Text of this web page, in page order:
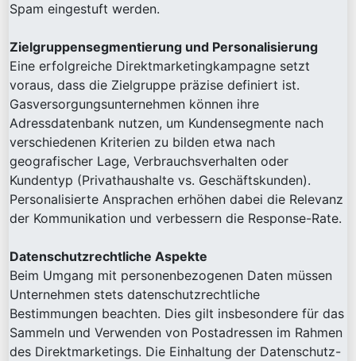
Spam eingestuft werden.
Zielgruppensegmentierung und Personalisierung
Eine erfolgreiche Direktmarketingkampagne setzt
voraus, dass die Zielgruppe präzise definiert ist.
Gasversorgungsunternehmen können ihre
Adressdatenbank nutzen, um Kundensegmente nach
verschiedenen Kriterien zu bilden etwa nach
geografischer Lage, Verbrauchsverhalten oder
Kundentyp (Privathaushalte vs. Geschäftskunden).
Personalisierte Ansprachen erhöhen dabei die Relevanz
der Kommunikation und verbessern die Response-Rate.
Datenschutzrechtliche Aspekte
Beim Umgang mit personenbezogenen Daten müssen
Unternehmen stets datenschutzrechtliche
Bestimmungen beachten. Dies gilt insbesondere für das
Sammeln und Verwenden von Postadressen im Rahmen
des Direktmarketings. Die Einhaltung der Datenschutz-